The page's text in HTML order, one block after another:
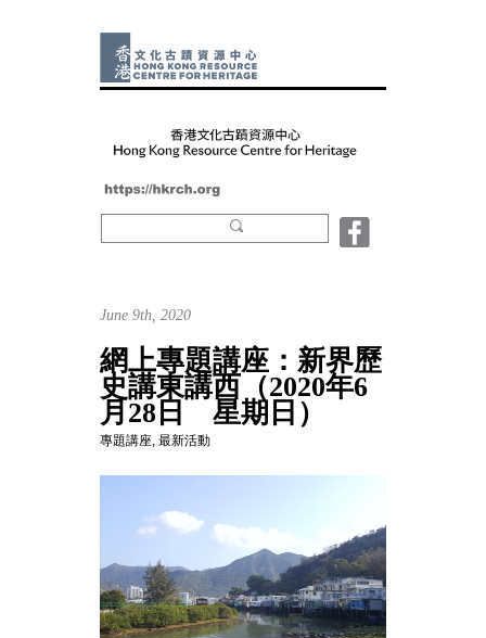
June 9th, 2020
網上專題講座：新界歷
史講東講西（2020年6
月28日 星期日）
專題講座 最新活動